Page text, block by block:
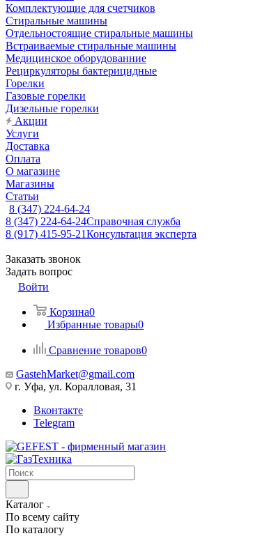
Комплектующие для счетчиков
Стиральные машины
Отдельностоящие стиральные машины
Встраиваемые стиральные машины
Медицинское оборудованние
Рециркуляторы бактерицидные
Горелки
Газовые горелки
Дизельные горелки
Акции
Услуги
Доставка
Оплата
О магазине
Магазины
Статьи
8 (347) 224-64-24
8 (347) 224-64-24Справочная служба
8 (917) 415-95-21Консультация эксперта
Заказать звонок
Задать вопрос
Войти
Корзина0
Избранные товары0
Сравнение товаров0
GastehMarket@gmail.com
г. Уфа, ул. Коралловая, 31
Вконтакте
Telegram
Каталог
По всему сайту
По каталогу